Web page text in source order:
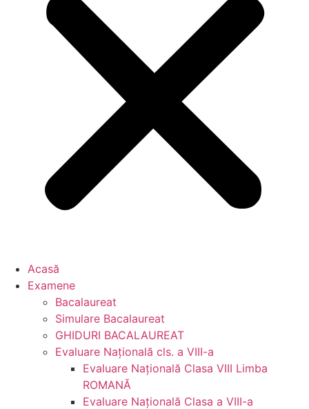
Acasă
Examene
Bacalaureat
Simulare Bacalaureat
GHIDURI BACALAUREAT
Evaluare Naţională cls. a VIII-a
Evaluare Naţională Clasa VIII Limba
ROMANĂ
Evaluare Naţională Clasa a VIII-a